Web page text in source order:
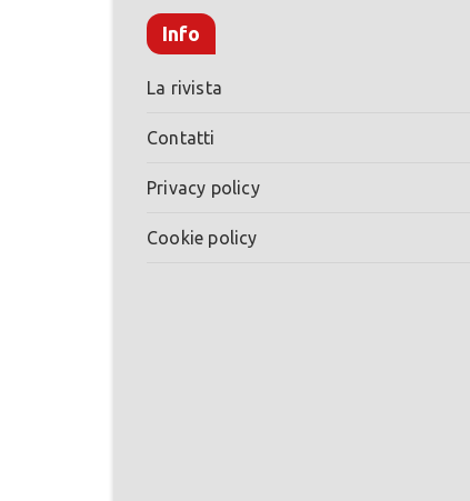
Info
La rivista
Contatti
Privacy policy
Cookie policy